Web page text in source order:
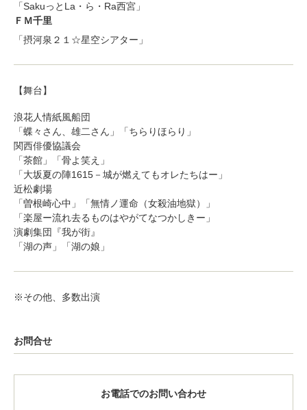
「SakuっとLa・ら・Ra西宮」
ＦＭ千里
「摂河泉２１☆星空シアター」
【舞台】
浪花人情紙風船団
「蝶々さん、雄二さん」「ちらりほらり」
関西俳優協議会
「茶館」「骨よ笑え」
「大坂夏の陣1615－城が燃えてもオレたちはー」
近松劇場
「曽根崎心中」「無情ノ運命（女殺油地獄）」
「楽屋ー流れ去るものはやがてなつかしきー」
演劇集団『我が街』
「湖の声」「湖の娘」
※その他、多数出演
お問合せ
お電話でのお問い合わせ